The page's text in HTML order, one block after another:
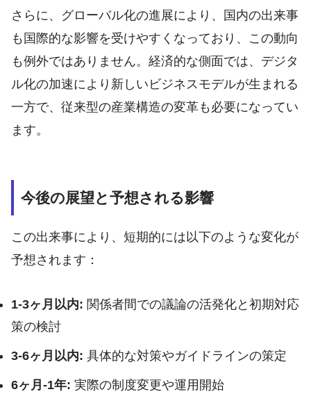
さらに、グローバル化の進展により、国内の出来事
も国際的な影響を受けやすくなっており、この動向
も例外ではありません。経済的な側面では、デジタ
ル化の加速により新しいビジネスモデルが生まれる
一方で、従来型の産業構造の変革も必要になってい
ます。
今後の展望と予想される影響
この出来事により、短期的には以下のような変化が
予想されます：
1-3ヶ月以内: 関係者間での議論の活発化と初期対応
策の検討
3-6ヶ月以内: 具体的な対策やガイドラインの策定
6ヶ月-1年: 実際の制度変更や運用開始